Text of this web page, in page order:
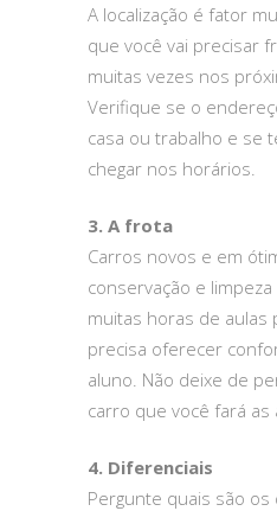
A localização é fator
que você vai precisar
muitas vezes nos
Verifique se o
casa ou trabalho e se
chegar nos horários.
3. A frota
Carros novos e em
conservação e
muitas horas de aulas
precisa oferecer
aluno. Não deixe de
carro que você fará as
4. Diferenciais
Pergunte quais são